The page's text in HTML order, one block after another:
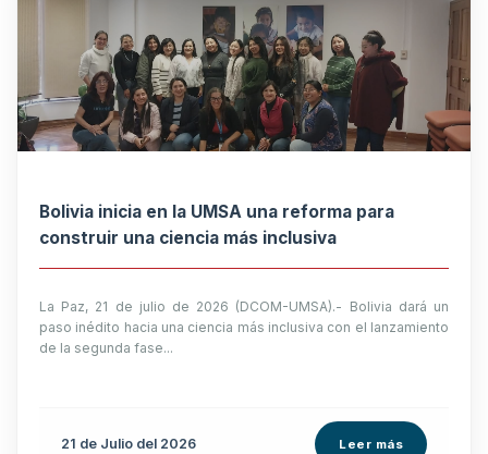
Bolivia inicia en la UMSA una reforma para
construir una ciencia más inclusiva
La Paz, 21 de julio de 2026 (DCOM-UMSA).- Bolivia dará un
paso inédito hacia una ciencia más inclusiva con el lanzamiento
de la segunda fase...
21 de Julio del 2026 Leer más